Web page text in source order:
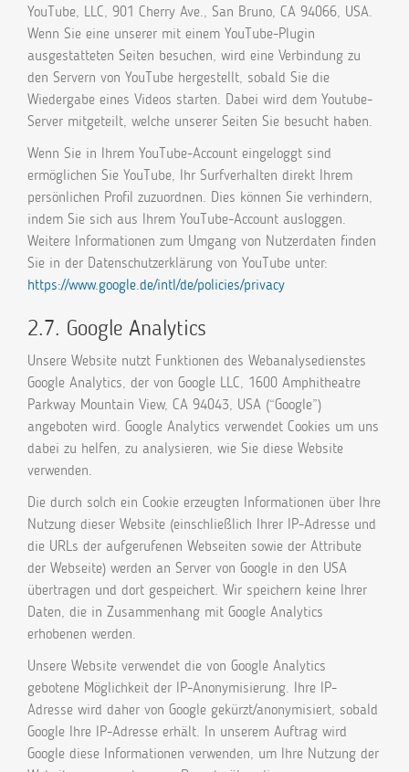
YouTube, LLC, 901 Cherry Ave., San Bruno, CA 94066, USA.
Wenn Sie eine unserer mit einem YouTube-Plugin
ausgestatteten Seiten besuchen, wird eine Verbindung zu
den Servern von YouTube hergestellt, sobald Sie die
Wiedergabe eines Videos starten. Dabei wird dem Youtube-
Server mitgeteilt, welche unserer Seiten Sie besucht haben.
Wenn Sie in Ihrem YouTube-Account eingeloggt sind
ermöglichen Sie YouTube, Ihr Surfverhalten direkt Ihrem
persönlichen Profil zuzuordnen. Dies können Sie verhindern,
indem Sie sich aus Ihrem YouTube-Account ausloggen.
Weitere Informationen zum Umgang von Nutzerdaten finden
Sie in der Datenschutzerklärung von YouTube unter:
https://www.google.de/intl/de/policies/privacy
2.7. Google Analytics
Unsere Website nutzt Funktionen des Webanalysedienstes
Google Analytics, der von Google LLC, 1600 Amphitheatre
Parkway Mountain View, CA 94043, USA (“Google”)
angeboten wird. Google Analytics verwendet Cookies um uns
dabei zu helfen, zu analysieren, wie Sie diese Website
verwenden.
Die durch solch ein Cookie erzeugten Informationen über Ihre
Nutzung dieser Website (einschließlich Ihrer IP-Adresse und
die URLs der aufgerufenen Webseiten sowie der Attribute
der Webseite) werden an Server von Google in den USA
übertragen und dort gespeichert. Wir speichern keine Ihrer
Daten, die in Zusammenhang mit Google Analytics
erhobenen werden.
Unsere Website verwendet die von Google Analytics
gebotene Möglichkeit der IP-Anonymisierung. Ihre IP-
Adresse wird daher von Google gekürzt/anonymisiert, sobald
Google Ihre IP-Adresse erhält. In unserem Auftrag wird
Google diese Informationen verwenden, um Ihre Nutzung der